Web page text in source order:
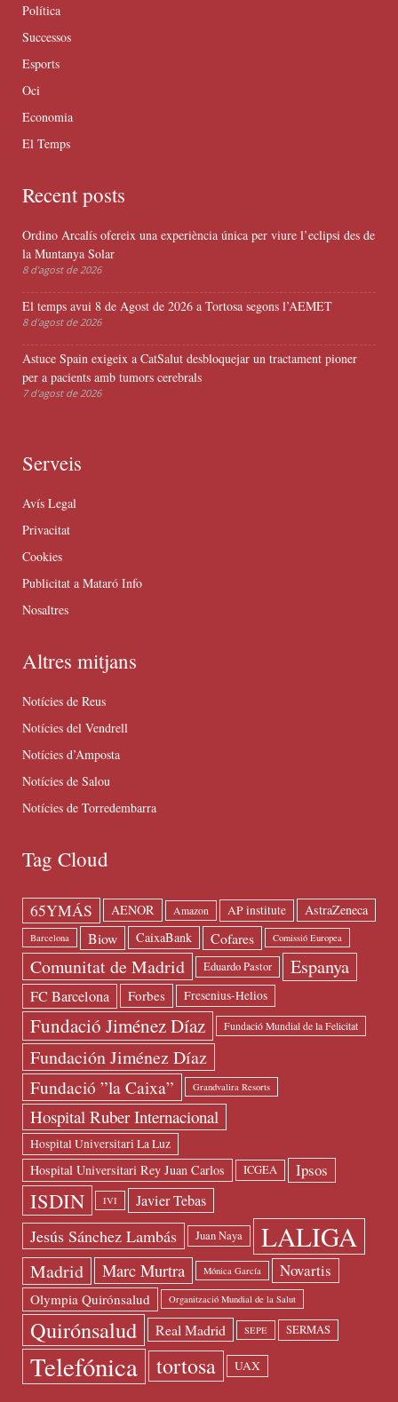
Política
Successos
Esports
Oci
Economia
El Temps
Recent posts
Ordino Arcalís ofereix una experiència única per viure l’eclipsi des de
la Muntanya Solar
8 d'agost de 2026
El temps avui 8 de Agost de 2026 a Tortosa segons l’AEMET
8 d'agost de 2026
Astuce Spain exigeix a CatSalut desbloquejar un tractament pioner
per a pacients amb tumors cerebrals
7 d'agost de 2026
Serveis
Avís Legal
Privacitat
Cookies
Publicitat a Mataró Info
Nosaltres
Altres mitjans
Notícies de Reus
Notícies del Vendrell
Notícies d’Amposta
Notícies de Salou
Notícies de Torredembarra
Tag Cloud
65YMÁS AENOR Amazon AP institute AstraZeneca
Barcelona Biow CaixaBank Cofares Comissió Europea
Comunitat de Madrid Eduardo Pastor Espanya
FC Barcelona Forbes Fresenius-Helios
Fundació Jiménez Díaz Fundació Mundial de la Felicitat
Fundación Jiménez Díaz
Fundació ”la Caixa” Grandvalira Resorts
Hospital Ruber Internacional
Hospital Universitari La Luz
Hospital Universitari Rey Juan Carlos ICGEA Ipsos
ISDIN IVI Javier Tebas
Jesús Sánchez Lambás Juan Naya LALIGA
Madrid Marc Murtra Mónica García Novartis
Olympia Quirónsalud Organització Mundial de la Salut
Quirónsalud Real Madrid SEPE SERMAS
Telefónica tortosa UAX